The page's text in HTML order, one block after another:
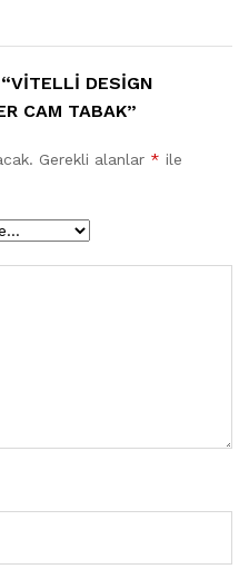
DESIGN
CAM TABAK”
Gerekli alanlar * ile